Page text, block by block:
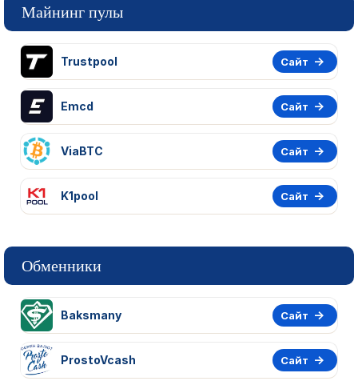
Майнинг пулы
Trustpool Сайт
Emcd Сайт
ViaBTC Сайт
K1pool Сайт
Обменники
Baksmany Сайт
ProstoVcash Сайт